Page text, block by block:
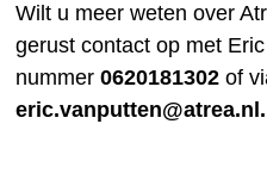
Wilt u meer weten over
gerust contact op met
nummer0620181302 of
eric.vanputten@atrea.nl.